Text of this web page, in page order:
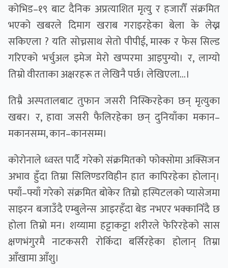
कोभिड–१९ बाट दैनिक अप्रत्याशित मृत्यु र हजारौँ संक्रमित
भएको खबरले दिमाग खराब गराइरहेका बेला के लेख्न
सकिएला ? यति सोच्नसाथ सेतो पीपीई, मास्क र फेस सिल्ड
गरिएको भर्चुअल इमेज मेरो खप्परमा आइपुग्यो। र, लाग्यो
तिम्रो वीरताका अक्षरहरू त लेखिनै पर्छ। लेखिएला...।
तिम्रै अस्पतालबाट तुफान जसरी निस्किरहेका छन् मृत्युका
खबर। र, हावा जसरी फैलिरहेका छन् दुनियाँका मकान–
मकानसम्म, कान–कानसम्म।
कोरोनाले ध्वस्त पार्दै गरेको संक्रमितको फोक्सोमा अक्सिजन
अभाव हुँदा तिम्रा सिलिण्डरविहीन हात कापिरहेका होलान्।
फ्याँ–फ्याँ गरेको संक्रमित बोकेर तिम्रो हस्पिटलको प्यासेजमा
साइरन बजाउँदै एम्बुलेन्स आइरहँदा बेड नभएर भक्कानिँदै छ
होला तिम्रो मन। शय्यामा हट्टाकट्टा शरीरले फेरिरहेको सास
क्षणभंगुरमै नाटकसरी रोकिँदा बर्सिरहेका होलान् तिम्रा
आँखामा आँशु।